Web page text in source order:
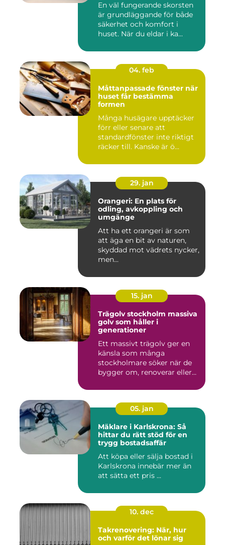
En väl fungerande skorsten
är grundläggande för både
säkerhet och komfort i
huset. När du eldar i ka...
04. feb
Måttanpassade fönster när
huset får bestämma
formen
Många husägare upptäcker
förr eller senare att
standardfönster inte riktigt
räcker till. Kanske är ö...
29. jan
Orangeri: En plats för
odling, avkoppling och
umgänge
Att ha ett orangeri är som
att äga en bit av naturen,
skyddad mot vädrets nycker,
men...
15. jan
Trägolv stockholm massiva
golv som håller i
generationer
Ett massivt trägolv ger en
känsla som många
stockholmare söker när de
bygger om, renoverar eller
05. jan
Mäklare i Karlskrona: Så
hittar du rätt stöd för en
trygg bostadsaffär
Att köpa eller sälja bostad i
Karlskrona innebär mer än
att sätta ett pris ...
10. dec
Takrenovering: När, hur
och varför det lönar sig